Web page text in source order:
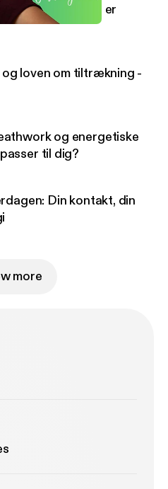
Når vi tror vi er vågne
- Når vi tror vi er
loven om tiltrækning -
og energetiske
til dig?
Din kontakt, din
more